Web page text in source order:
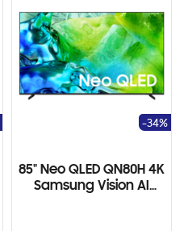
85" Neo QLED QN80H 4K
Samsung Vision AI
-34%